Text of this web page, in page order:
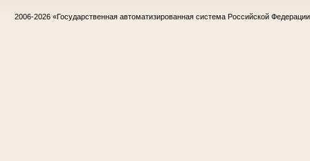
2006-2026 «Государственная автоматизированная система Российской